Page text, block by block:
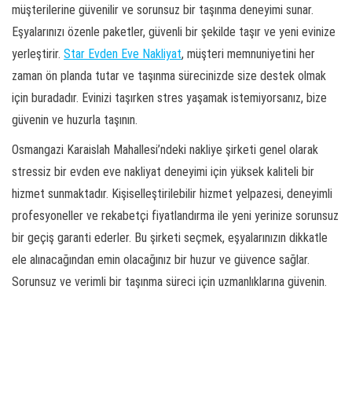
müşterilerine güvenilir ve sorunsuz bir taşınma deneyimi sunar.
Eşyalarınızı özenle paketler, güvenli bir şekilde taşır ve yeni evinize
yerleştirir. Star Evden Eve Nakliyat, müşteri memnuniyetini her
zaman ön planda tutar ve taşınma sürecinizde size destek olmak
için buradadır. Evinizi taşırken stres yaşamak istemiyorsanız, bize
güvenin ve huzurla taşının.
Osmangazi Karaislah Mahallesi’ndeki nakliye şirketi genel olarak
stressiz bir evden eve nakliyat deneyimi için yüksek kaliteli bir
hizmet sunmaktadır. Kişiselleştirilebilir hizmet yelpazesi, deneyimli
profesyoneller ve rekabetçi fiyatlandırma ile yeni yerinize sorunsuz
bir geçiş garanti ederler. Bu şirketi seçmek, eşyalarınızın dikkatle
ele alınacağından emin olacağınız bir huzur ve güvence sağlar.
Sorunsuz ve verimli bir taşınma süreci için uzmanlıklarına güvenin.